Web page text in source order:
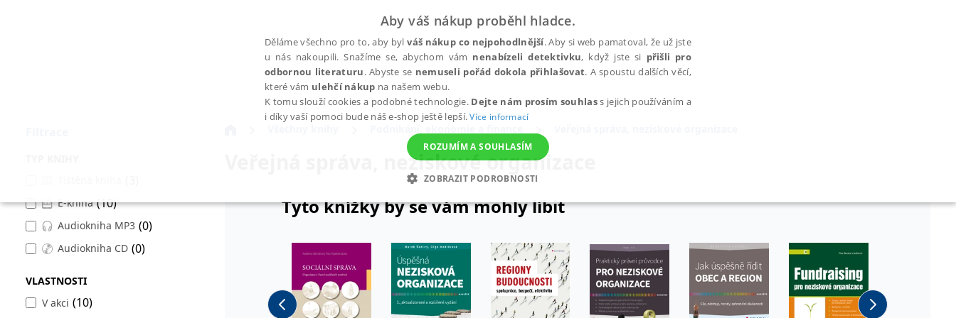
E-kniha (10)
Audiokniha MP3 (0)
Audiokniha CD (0)
VLASTNOSTI
V akci (10)
Veřejná správa, neziskové organizace
Tyto knížky by se vám mohly líbit
Aby váš nákup proběhl hladce.
Děláme všechno pro to, aby bylváš nákup co nejpohodlnější. Aby si web pamatoval, že už jste
u nás nakoupili. Snažíme se, abychom vám nenabízeli detektivku, když jste si přišli pro
odbornou literaturu. Abyste se nemuseli pořád dokola přihlašovat. A spoustu dalších věcí,
které vám ulehčí nákup na našem webu.
K tomu slouží cookies a podobné technologie. Dejte nám prosím souhlass jejich používáním a
i díky vaší pomoci bude náš e-shop ještě lepší.Více informací
ROZUMÍM A SOUHLASÍM
ZOBRAZIT PODROBNOSTI
NEZBYTNÉ ANALYTICKÉ MARKETINGOVÉ FUNKČNÍ NEZAŘAZENÉ SOUBORY
Nezbytné Analytické Marketingové Funkční Nezařazené soubory
Nezbytně nutné soubory cookie umožňují základní funkce webových stránek, jako je přihlášení uživatele a správa účtu. Webové stránky nelze bez nezbytně nutných souborů cookie správně používat.